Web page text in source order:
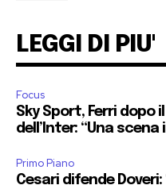
LEGGI DI PIU'
Focus
Sky Sport, Ferri dopo
dell’Inter: “Una scena
Primo Piano
Cesari difende